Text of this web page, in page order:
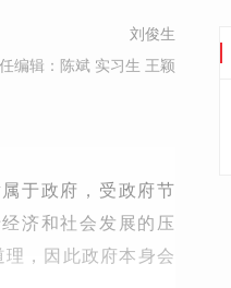
刘俊生
编辑：陈斌 实习生 王颖
于政府，受政府节
济和社会发展的压
，因此政府本身会